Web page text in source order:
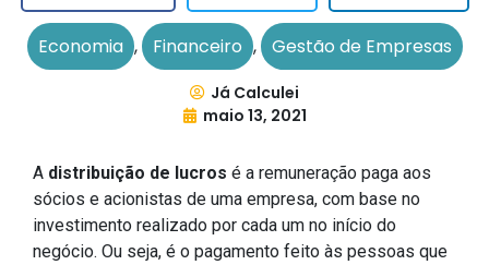
Economia , Financeiro , Gestão de Empresas
Já Calculei
maio 13, 2021
A distribuição de lucros é a remuneração paga aos
sócios e acionistas de uma empresa, com base no
investimento realizado por cada um no início do
negócio. Ou seja, é o pagamento feito às pessoas que